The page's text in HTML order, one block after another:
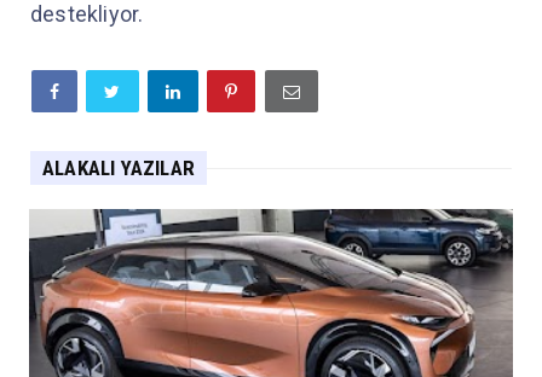
destekliyor.
ALAKALI YAZILAR